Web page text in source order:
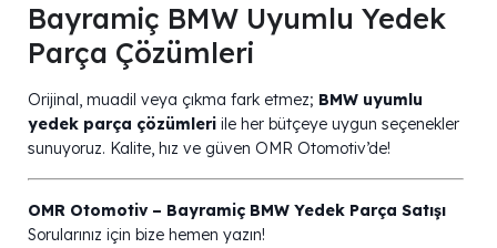
Bayramiç BMW Uyumlu Yedek
Parça Çözümleri
Orijinal, muadil veya çıkma fark etmez; BMW uyumlu
yedek parça çözümleri ile her bütçeye uygun seçenekler
sunuyoruz. Kalite, hız ve güven OMR Otomotiv’de!
OMR Otomotiv – Bayramiç BMW Yedek Parça Satışı
Sorularınız için bize hemen yazın!